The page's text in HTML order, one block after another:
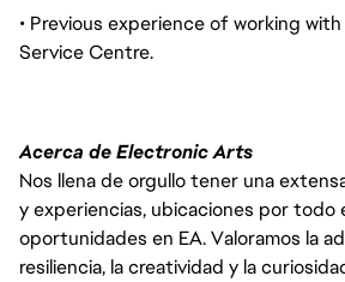
• Previous experience of working
Service Centre.
Acerca de Electronic Arts
Nos llena de orgullo tener una
y experiencias, ubicaciones por todo
oportunidades en EA. Valoramos la
resiliencia, la creatividad y la